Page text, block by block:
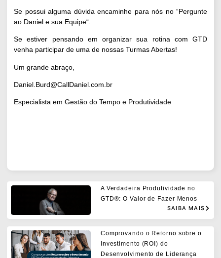
Se possui alguma dúvida encaminhe para nós no “Pergunte
ao Daniel e sua Equipe“.
Se estiver pensando em organizar sua rotina com GTD
venha participar de uma de nossas Turmas Abertas!
Um grande abraço,
Daniel.Burd@CallDaniel.com.br
Especialista em Gestão do Tempo e Produtividade
A Verdadeira Produtividade no
GTD®: O Valor de Fazer Menos
SAIBA MAIS
Comprovando o Retorno sobre o
Investimento (ROI) do
Desenvolvimento de Liderança